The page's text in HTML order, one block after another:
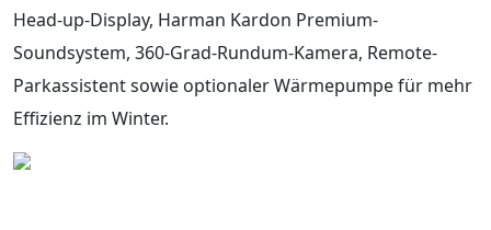
Head-up-Display, Harman Kardon Premium-
Soundsystem, 360-Grad-Rundum-Kamera, Remote-
Parkassistent sowie optionaler Wärmepumpe für mehr
Effizienz im Winter.